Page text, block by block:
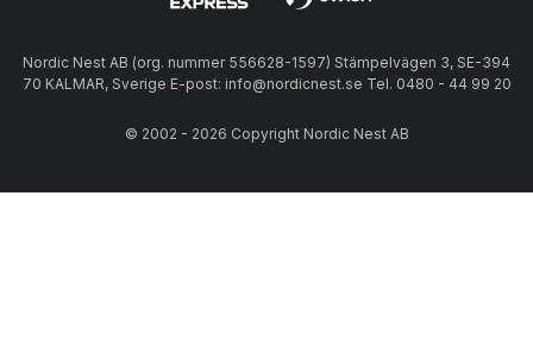
Nordic Nest AB (org. nummer 556628-1597) Stämpelvägen 3, SE-394
70 KALMAR, Sverige E-post: info@nordicnest.se Tel. 0480 - 44 99 20
© 2002 - 2026 Copyright Nordic Nest AB